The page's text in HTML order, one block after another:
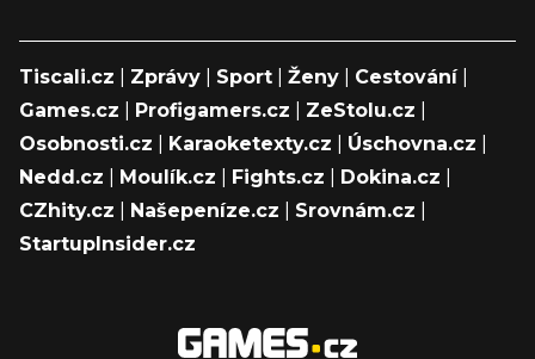
Tiscali.cz Zprávy Sport Ženy Cestování|
Games.cz
Profigamers.cz ZeStolu.cz
Osobnosti.cz
Karaoketexty.cz Úschovna.cz
Nedd.cz
Moulík.cz Fights.cz Dokina.cz
CZhity.cz
Našepeníze.cz Srovnám.cz
StartupInsider.cz